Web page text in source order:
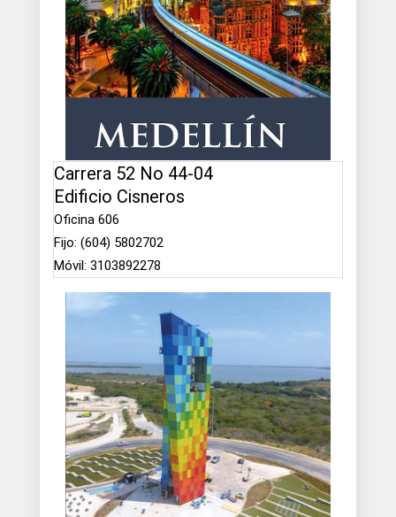
Carrera 52 No 44-04
Edificio Cisneros
Oficina 606
Fijo: (604) 5802702
Móvil: 3103892278